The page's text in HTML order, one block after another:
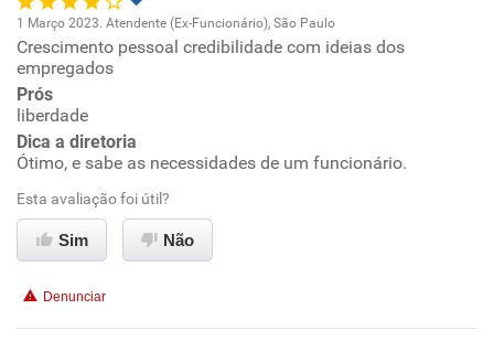
Não recomenda a diretoria
Oportunidade de promoção
Ambiente de trabalho
Conciliação com a vida familiar
Benefícios
Recomenda a diretoria
1 Março 2023. Atendente (Ex-Funcionário), São Paulo
Crescimento pessoal credibilidade com ideias dos
empregados
Prós
liberdade
Dica a diretoria
Ótimo, e sabe as necessidades de um funcionário.
Esta avaliação foi útil?
Sim Não
Denunciar